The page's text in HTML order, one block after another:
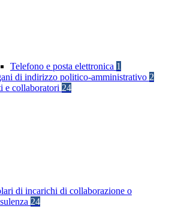
Telefono e posta elettronica 1
di indirizzo politico-amministrativo 2
e collaboratori 24
di incarichi di collaborazione o
24